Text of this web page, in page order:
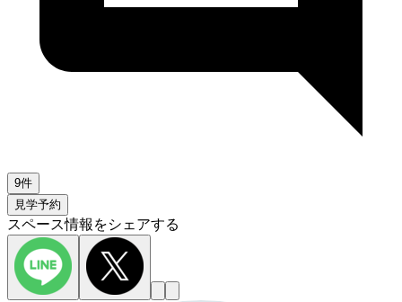
9件
見学予約
スペース情報をシェアする